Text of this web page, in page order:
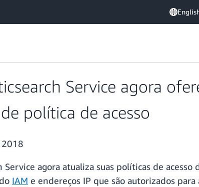
Service agora
política de acesso
Service agora atualiza suas políticas de
IAM e endereços IP que são autorizados